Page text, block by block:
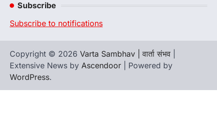
Subscribe
Subscribe to notifications
Copyright © 2026 Varta Sambhav | वार्ता संभव
Extensive News by Ascendoor | Powered by
WordPress.